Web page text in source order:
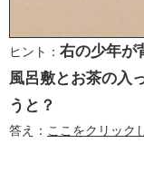
ヒント： 右の少年が
風呂敷とお茶の入
うと？
答え： ここをクリック